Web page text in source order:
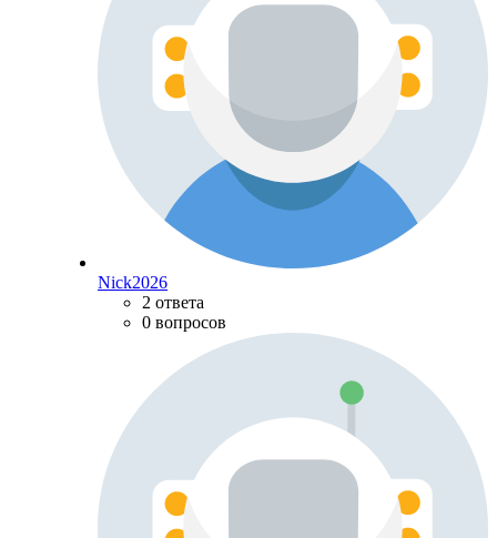
Nick2026
2 ответа
0 вопросов